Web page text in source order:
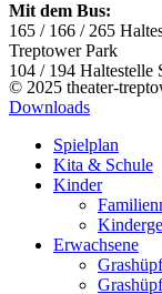
Mit dem Bus:
165 / 166 / 265
Treptower Park
104 / 194 Haltestelle
© 2025 theater-
Downloads
Spielplan
Kita & Schule
Kinder
Erwachsene